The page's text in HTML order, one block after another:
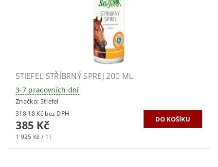
STIEFEL STŘÍBRNÝ SPREJ 200 ML
3-7 pracovních dní
Značka: Stiefel
318,18 Kč bez DPH
385 Kč
1 925 Kč / 1 l